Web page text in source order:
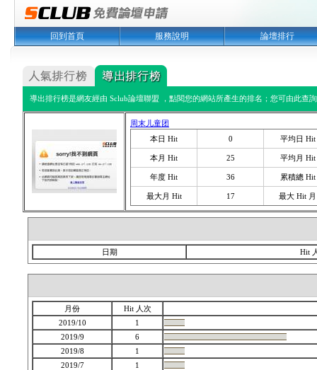
回到首頁 服務說明 論壇排行
導出排行榜是網友經由 Sclub論壇聯盟 ，點閱您的網站所產生的排名；您可由此查
周末儿童团
本日 Hit
0 平均日 Hit
本月 Hit 25 平均月 Hit
年度 Hit 36 累積總 Hit
最大月 Hit 17 最大 Hit 月
日期 Hit
月份
Hit 人次
2019/10
1
2019/9
6
2019/8
1
2019/7
1